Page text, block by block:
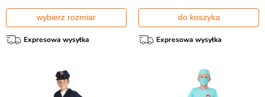
wybierz rozmiar
Expresowa wysyłka
do koszyka
Expresowa wysyłka